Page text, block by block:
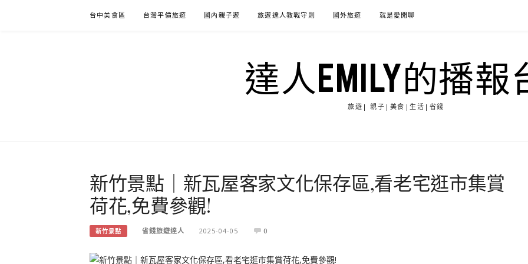
台中美食區 台灣平價旅遊 國內親子遊 旅遊達人教戰守則 國外旅遊 就是愛閒聊
達人EMILY的播報
旅遊| 親子|美食|生活|省錢
新竹景點｜新瓦屋客家文化保存區,看老宅逛市集賞
荷花,免費參觀!
新竹景點 省錢旅遊達人 2025-04-05 0